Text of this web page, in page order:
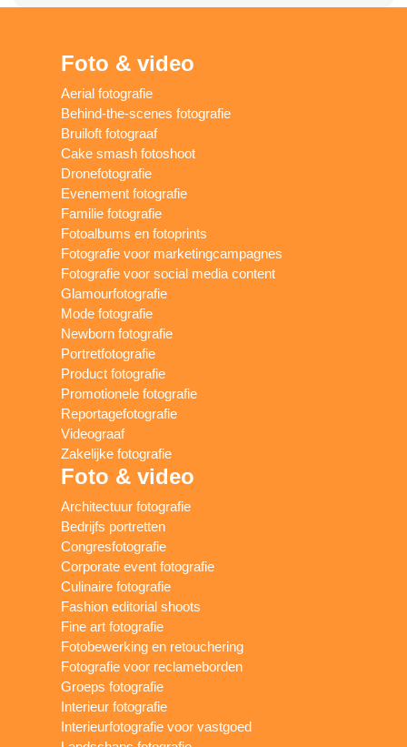
Foto & video
Aerial fotografie
Behind-the-scenes fotografie
Bruiloft fotograaf
Cake smash fotoshoot
Dronefotografie
Evenement fotografie
Familie fotografie
Fotoalbums en fotoprints
Fotografie voor marketingcampagnes
Fotografie voor social media content
Glamourfotografie
Mode fotografie
Newborn fotografie
Portretfotografie
Product fotografie
Promotionele fotografie
Reportagefotografie
Videograaf
Zakelijke fotografie
Foto & video
Architectuur fotografie
Bedrijfs portretten
Congresfotografie
Corporate event fotografie
Culinaire fotografie
Fashion editorial shoots
Fine art fotografie
Fotobewerking en retouchering
Fotografie voor reclameborden
Groeps fotografie
Interieur fotografie
Interieurfotografie voor vastgoed